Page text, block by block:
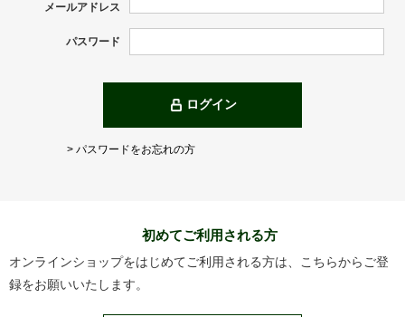
メールアドレス
パスワード
ログイン
> パスワードをお忘れの方
初めてご利用される方
オンラインショップをはじめてご利用される方は、こちらからご登
録をお願いいたします。